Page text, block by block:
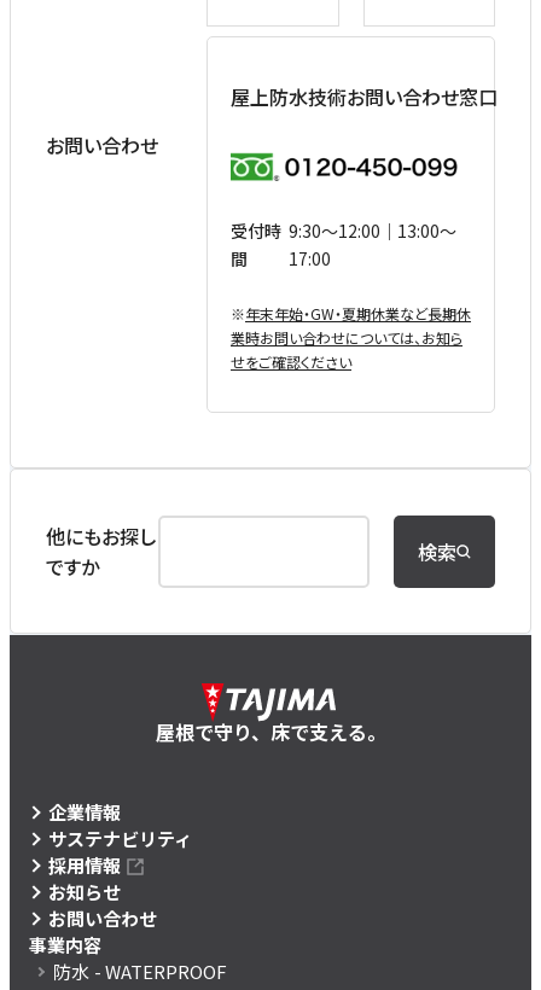
お問い合わせ
屋上防水技術お問い合わせ窓口
受付時
間
9:30〜12:00｜13:00〜
17:00
※年末年始・GW・夏期休業など⻑期休
業時お問い合わせについては、お知ら
せをご確認ください
他にもお探し
ですか
検索
屋根で守り、床で支える。
企業情報
サステナビリティ
採用情報
お知らせ
お問い合わせ
事業内容
防水 - WATERPROOF